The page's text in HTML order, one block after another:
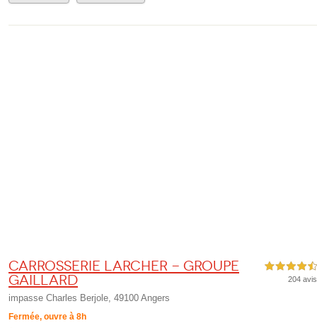
Carrosserie Larcher - Groupe
Gaillard
impasse Charles Berjole, 49100 Angers
Fermée, ouvre à 8h
4,5 étoiles sur 5
204 avis